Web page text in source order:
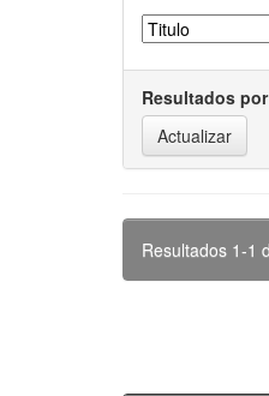
Resultados
Resultados 1-1